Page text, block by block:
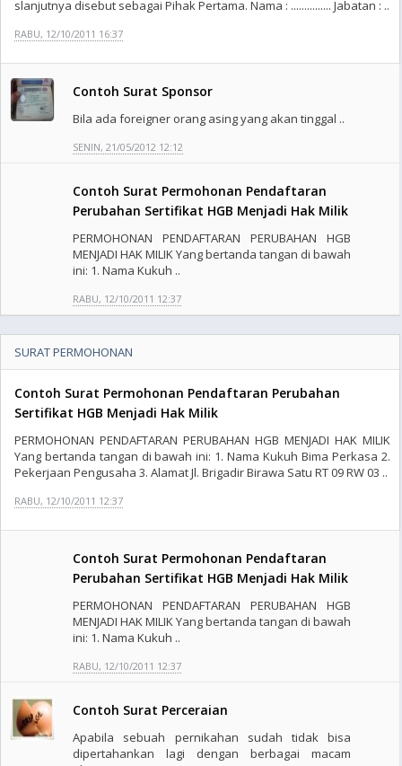
slanjutnya disebut sebagai Pihak Pertama. Nama : ............... Jabatan : ..
RABU, 12/10/2011 16:37
Contoh Surat Sponsor
Bila ada foreigner orang asing yang akan tinggal ..
SENIN, 21/05/2012 12:12
Contoh Surat Permohonan Pendaftaran
Perubahan Sertifikat HGB Menjadi Hak Milik
PERMOHONAN PENDAFTARAN PERUBAHAN HGB
MENJADI HAK MILIK Yang bertanda tangan di bawah
ini: 1. Nama Kukuh ..
RABU, 12/10/2011 12:37
SURAT PERMOHONAN
Contoh Surat Permohonan Pendaftaran Perubahan
Sertifikat HGB Menjadi Hak Milik
PERMOHONAN PENDAFTARAN PERUBAHAN HGB MENJADI HAK MILIK
Yang bertanda tangan di bawah ini: 1. Nama Kukuh Bima Perkasa 2.
Pekerjaan Pengusaha 3. Alamat Jl. Brigadir Birawa Satu RT 09 RW 03 ..
RABU, 12/10/2011 12:37
Contoh Surat Permohonan Pendaftaran
Perubahan Sertifikat HGB Menjadi Hak Milik
PERMOHONAN PENDAFTARAN PERUBAHAN HGB
MENJADI HAK MILIK Yang bertanda tangan di bawah
ini: 1. Nama Kukuh ..
RABU, 12/10/2011 12:37
Contoh Surat Perceraian
Apabila sebuah pernikahan sudah tidak bisa
dipertahankan lagi dengan berbagai macam